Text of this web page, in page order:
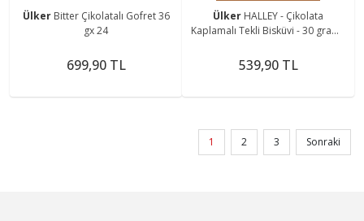
Ülker Bitter Çikolatalı Gofret 36
gx 24
699,90 TL
Ülker HALLEY - Çikolata
Kaplamalı Tekli Bisküvi - 30 gram -
539,90 TL
1 2 3 Sonraki